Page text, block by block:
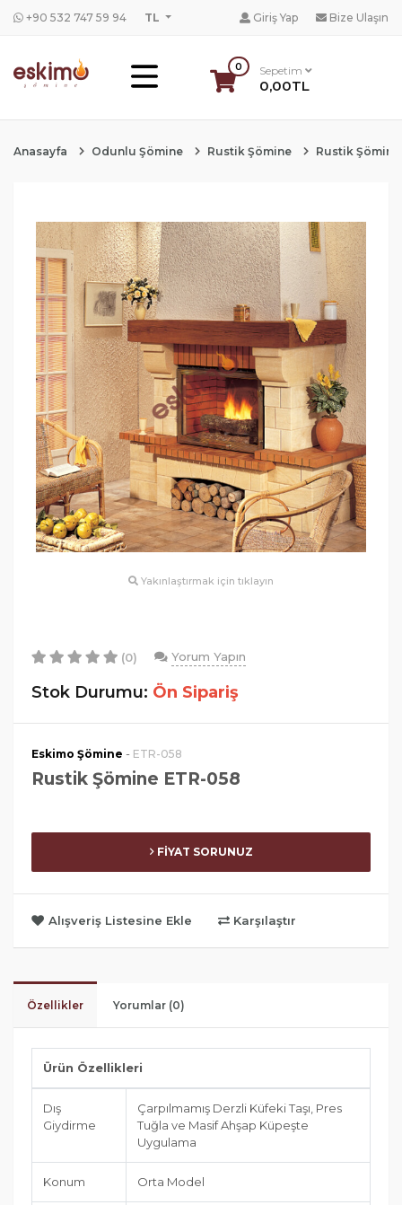
+90 532 747 59 94 TL Giriş Yap Bize Ulaşın
0 Sepetim
0,00TL
Anasayfa Odunlu Şömine Rustik Şömine Rustik Şömine
Yakınlaştırmak için tıklayın
(0) Yorum Yapın
Stok Durumu: Ön Sipariş
Eskimo Şömine - ETR-058
Rustik Şömine ETR-058
FİYAT SORUNUZ
Alışveriş Listesine Ekle Karşılaştır
Özellikler Yorumlar (0)
Ürün Özellikleri
Dış
Giydirme
Çarpılmamış Derzli Küfeki Taşı, Pres
Tuğla ve Masif Ahşap Küpeşte
Uygulama
Konum Orta Model